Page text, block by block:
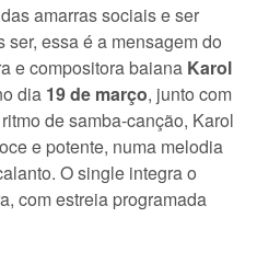
amarras sociais e ser
essa é a mensagem do
e compositora baiana Karol
dia 19 de março, junto com
de samba-canção, Karol
e potente, numa melodia
O single integra o
com estreia programada